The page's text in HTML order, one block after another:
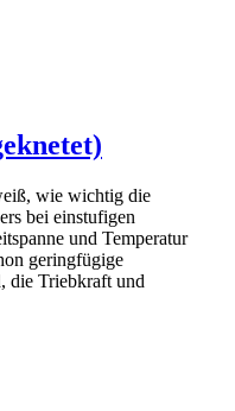
wie wichtig die
bei einstufigen
und Temperatur
geringfügige
die Triebkraft und